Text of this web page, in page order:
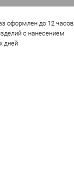
оформлен до 12 часов
с нанесением
дней